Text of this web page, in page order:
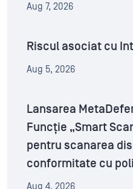
Aug 7, 2026
Riscul asociat cu
Aug 5, 2026
Lansarea
Funcție „Smart
pentru scanarea
conformitate cu
Aug 4, 2026